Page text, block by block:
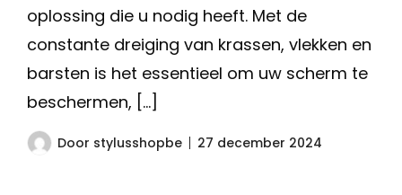
oplossing die u nodig heeft. Met de
constante dreiging van krassen, vlekken en
barsten is het essentieel om uw scherm te
beschermen, […]
Door stylusshopbe 27 december 2024